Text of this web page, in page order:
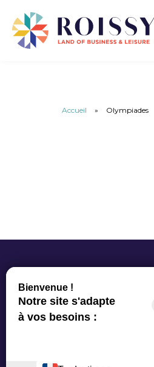
Accueil » Olympiades
Office de
6 Allée du